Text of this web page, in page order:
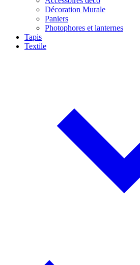
Décoration Murale
Paniers
Photophores et lanternes
Tapis
Textile